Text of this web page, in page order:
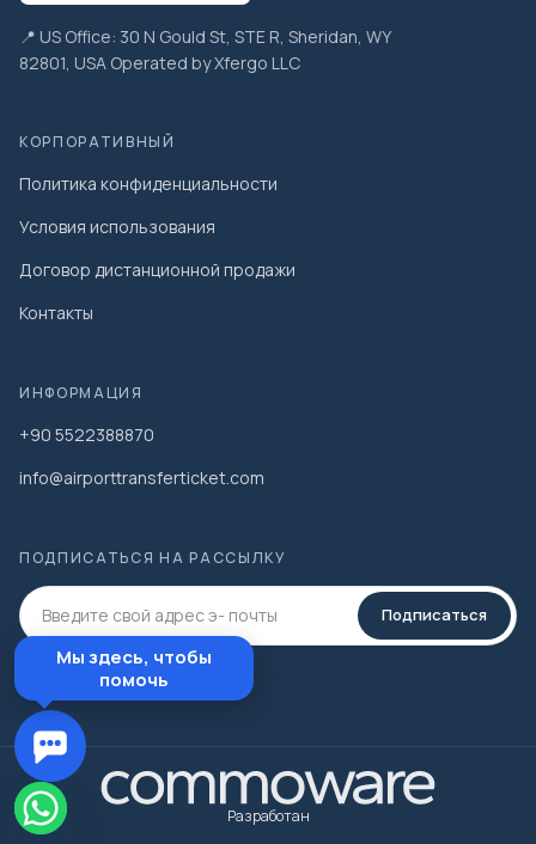
📍 US Office: 30 N Gould St, STE R, Sheridan, WY
82801, USA Operated by Xfergo LLC
КОРПОРАТИВНЫЙ
Политика конфиденциальности
Условия использования
Договор дистанционной продажи
Контакты
ИНФОРМАЦИЯ
+90 5522388870
info@airporttransferticket.com
ПОДПИСАТЬСЯ НА РАССЫЛКУ
Подписаться
Разработан
Мы здесь, чтобы
помочь